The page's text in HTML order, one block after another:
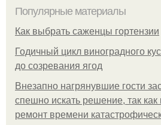
Популярные материалы
Как выбрать саженцы гортензии
Годичный цикл виноградного
до созревания ягод
Внезапно нагрянувшие гости
спешно искать решение, так как
ремонт времени